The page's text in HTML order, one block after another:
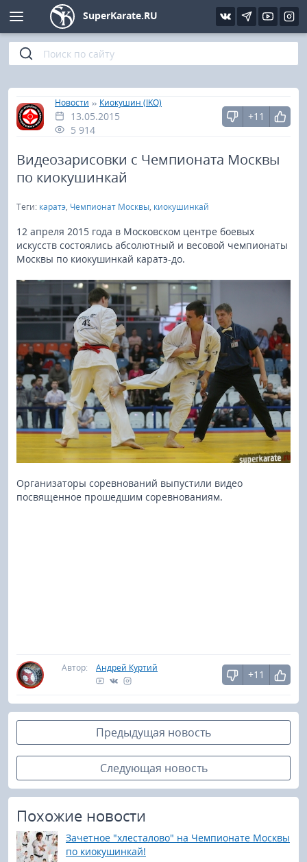
SuperKarate.RU
Главная
»
Новости » Киокушин (IKO)
13.05.2015
5 914
+11
Видеозарисовки с Чемпионата Москвы
по киокушинкай
Теги: каратэ, Чемпионат Москвы, киокушинкай
12 апреля 2015 года в Московском центре боевых
искусств состоялись абсолютный и весовой чемпионаты
Москвы по киокушинкай каратэ-до.
Организаторы соревнований выпустили видео
посвященное прошедшим соревнованиям.
Автор: Андрей Куртий
+11
Предыдущая новость
Следующая новость
Похожие новости
Зачетное "хлесталово" на Чемпионате Москвы
по киокушинкай!
Киокушинкай
Кёкусин (IFK)
Шинкиокушинкай
Кекусин-кан
Бокс
UFC и MMA
Муай тай
Фото
Видео
Интервью
Статьи
Уроки каратэ
Файлы
Библиотека